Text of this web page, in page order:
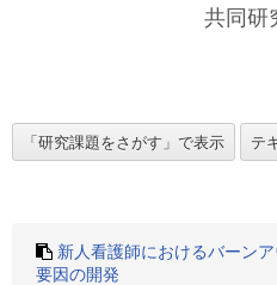
共同研
新人看護師におけるバーン
要因の開発